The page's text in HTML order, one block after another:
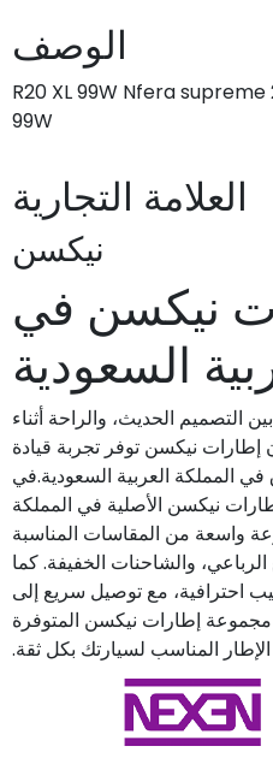
الوصف
245/40 R20 XL 99W Nfera
99W
العلامة التجارية
نيكسن
نيكسن في
السعودية
الحديث، والراحة أثناء
إطارات نيكسن توفر تجربة قيادة
المملكة العربية السعودية.في
نيكسن الأصلية في المملكة
واسعة من المقاسات المناسبة
والشاحنات الخفيفة. كما
احترافية، مع توصيل سريع إلى
إطارات نيكسن المتوفرة
الإطار المناسب لسيارتك بكل ثقة.